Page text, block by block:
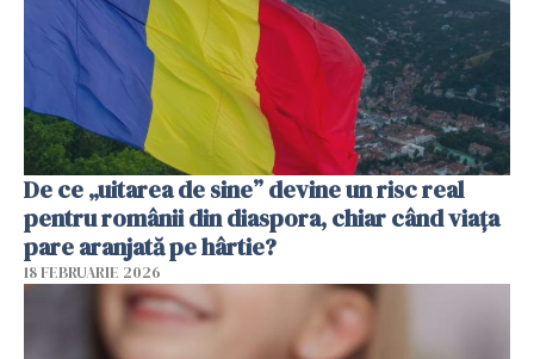
De ce „uitarea de sine” devine un risc real
pentru românii din diaspora, chiar când viața
pare aranjată pe hârtie?
18 FEBRUARIE 2026